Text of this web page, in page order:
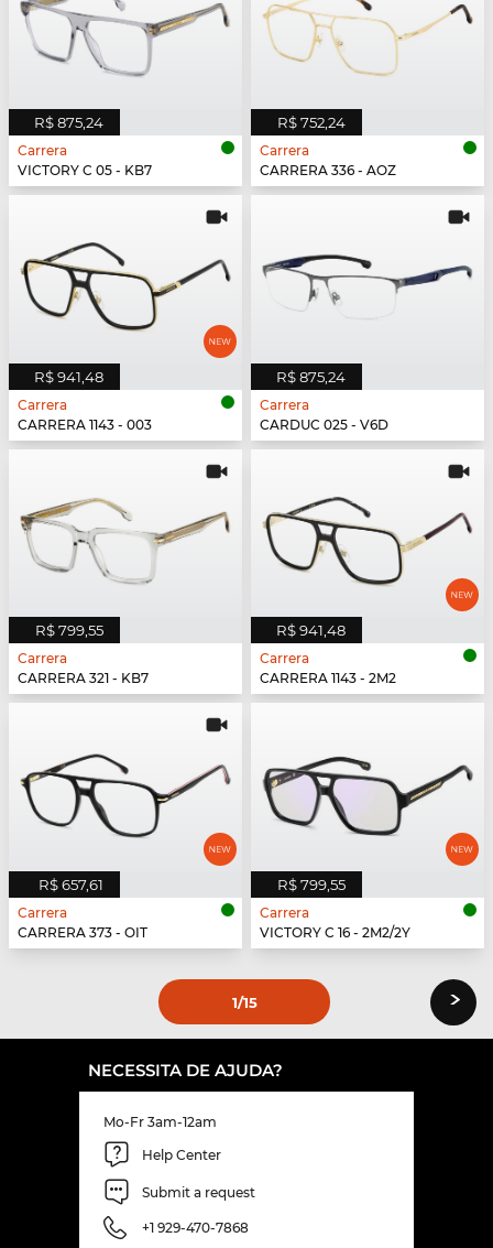
R$ 875,24
Carrera
VICTORY C 05 - KB7
R$ 752,24
Carrera
CARRERA 336 - AOZ
R$ 941,48
Carrera
CARRERA 1143 - 003
R$ 875,24
Carrera
CARDUC 025 - V6D
R$ 799,55
Carrera
CARRERA 321 - KB7
R$ 941,48
Carrera
CARRERA 1143 - 2M2
R$ 657,61
Carrera
CARRERA 373 - OIT
R$ 799,55
Carrera
VICTORY C 16 - 2M2/2Y
1/15 ›
NECESSITA DE AJUDA?
Mo-Fr 3am-12am
Help Center
Submit a request
+1 929-470-7868